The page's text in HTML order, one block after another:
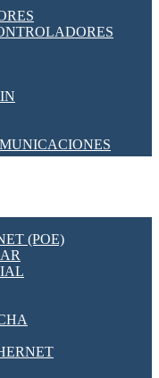
DE CORRIENTE
PROGRAMABLES
[VDF]
(POE)